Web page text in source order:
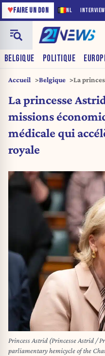
NL
♥FAIRE UN DON
BELGIQUE POLITIQUE
Accueil Belgique
La
accélère
La princesse
missions
médicale qui
royale
Princess Astrid (Princesse Astrid /
parliamentary hemicycle of the